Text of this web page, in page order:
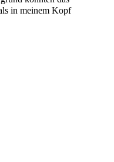
in meinem Kopf